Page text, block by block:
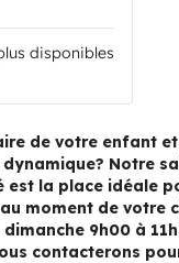
disponibles
de votre enfant
Notre
est la place idéale
moment de votre
dimanche 9h00 à
contacterons